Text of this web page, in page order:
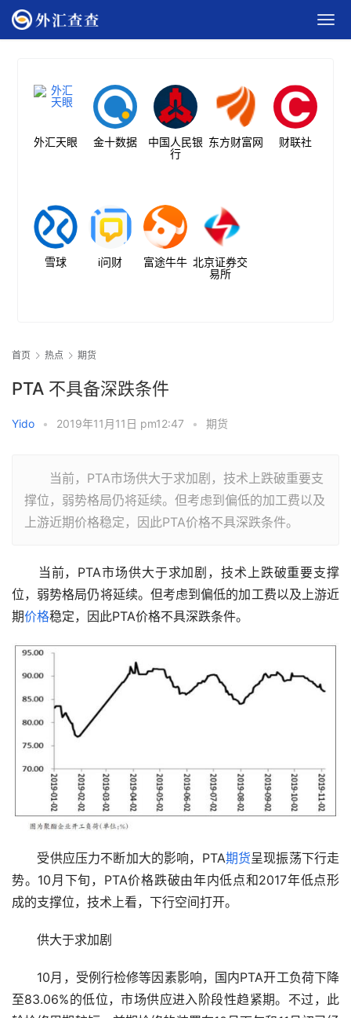
外汇天眼 金十数据
中国人民银
行
东方财富网 财联社
雪球 i问财 富途牛牛 北京证券交
易所
首页 热点 期货
PTA 不具备深跌条件
Yido • 2019年11月11日 pm12:47 • 期货
当前，PTA市场供大于求加剧，技术上跌破重要支
撑位，弱势格局仍将延续。但考虑到偏低的加工费以及
上游近期价格稳定，因此PTA价格不具深跌条件。
当前，PTA市场供大于求加剧，技术上跌破重要支撑
位，弱势格局仍将延续。但考虑到偏低的加工费以及上游近
期价格稳定，因此PTA价格不具深跌条件。
受供应压力不断加大的影响，PTA期货呈现振荡下行走
势。10月下旬，PTA价格跌破由年内低点和2017年低点形
成的支撑位，技术上看，下行空间打开。
供大于求加剧
10月，受例行检修等因素影响，国内PTA开工负荷下降
至83.06%的低位，市场供应进入阶段性趋紧期。不过，此